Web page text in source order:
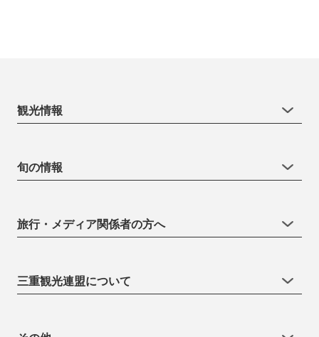
観光情報
旬の情報
旅行・メディア関係者の方へ
三重観光連盟について